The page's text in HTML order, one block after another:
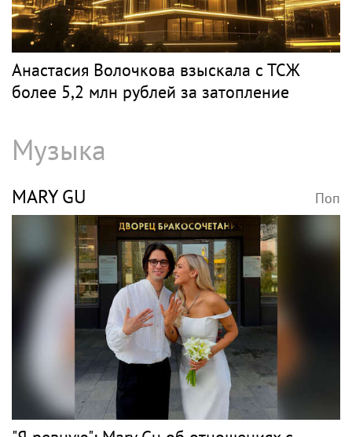
Анастасия Волочкова взыскала с ТСЖ
более 5,2 млн рублей за затопление
Музыка
MARY GU Поп